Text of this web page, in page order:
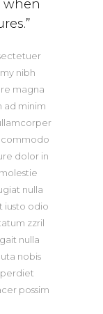
when
nibh
magna
ad minim
commodo
dolor in
nulla
iusto odio
zzril
nulla
nobis
possim